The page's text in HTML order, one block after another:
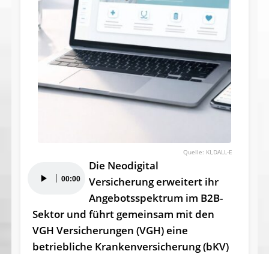
KI,DALL-E
Player 00:00
Die Neodigital
Versicherung erweitert ihr
Angebotsspektrum im B2B-
Sektor und führt gemeinsam mit den
VGH Versicherungen (VGH) eine
betriebliche Krankenversicherung (bKV)